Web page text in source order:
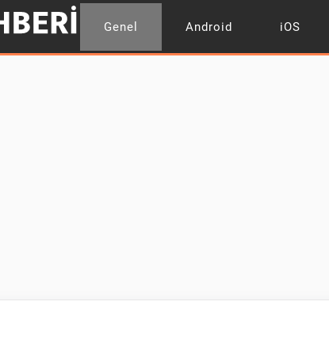
Genel Android iOS